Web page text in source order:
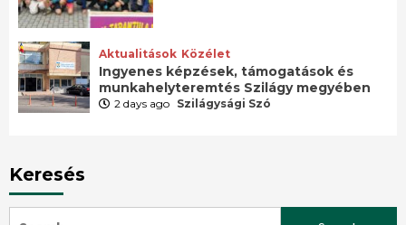
Aktualitások Közélet
Ingyenes képzések, támogatások és
munkahelyteremtés Szilágy megyében
2 days ago Szilágysági Szó
Keresés